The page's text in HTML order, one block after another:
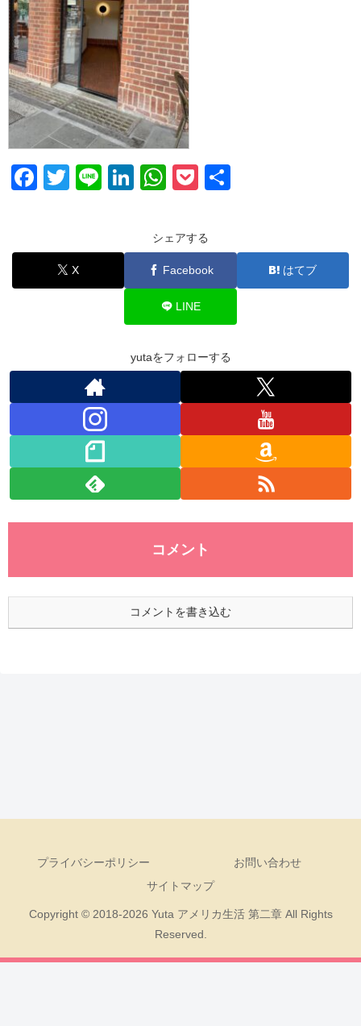
F
e
b
T
er
Li
Li
e
dI
W
at
s
A
p
p
P
ck
et
シェアする
X Facebook はてブ
LINE
yutaをフォローする
コメント
コメントを書き込む
プライバシーポリシー
お問い合わせ
サイトマップ
Copyright © 2018-2026 Yuta アメリカ生活 第二章 All Rights
Reserved.